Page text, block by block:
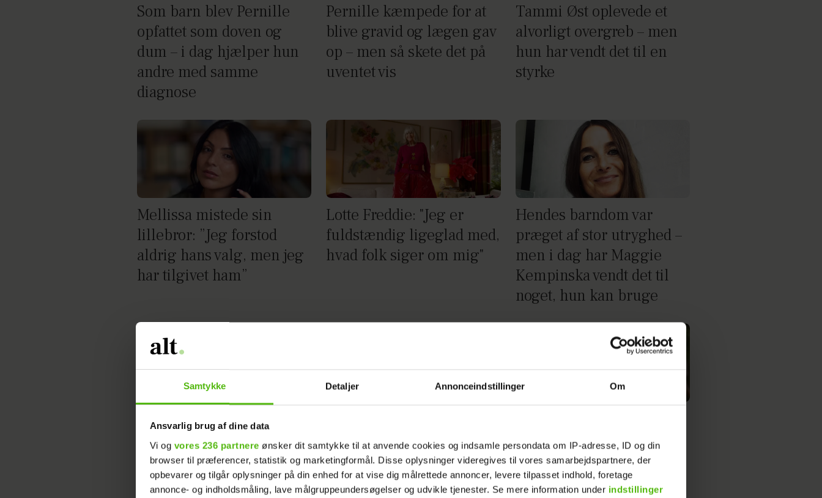
Samtykke Detaljer Annonceindstillinger Om
Ansvarlig brug af dine data
Vi og vores 236 partnere ønsker dit samtykke til at anvende cookies og indsamle persondata om IP-adresse, ID og din
browser til præferencer, statistik og marketingformål. Disse oplysninger videregives til vores samarbejdspartnere, der
opbevarer og tilgår oplysninger på din enhed for at vise dig målrettede annoncer, levere tilpasset indhold, foretage
annonce- og indholdsmåling, lave målgruppeundersøgelser og udvikle tjenester. Se mere information under indstillinger
Som barn blev Pernille
opfattet som doven og
dum – i dag hjælper hun
andre med samme
diagnose
Pernille kæmpede for at
blive gravid og lægen gav
op – men så skete det på
uventet vis
Tammi Øst oplevede et
alvorligt overgreb – men
hun har vendt det til en
styrke
Mellissa mistede sin
lillebror: ”Jeg forstod
aldrig hans valg, men jeg
har tilgivet ham”
Lotte Freddie: "Jeg er
fuldstændig ligeglad med,
hvad folk siger om mig"
Hendes barndom var
præget af stor utryghed –
men i dag har Maggie
Kempinska vendt det til
noget, hun kan bruge
Kreativitet kræver de rette
omgivelser: 3 kvinder
viser deres kreative rum
frem
børn ihjel: "Min moster
ville bare starte et nyt liv"
og bor i en kuffert: ”Jeg
måtte slippe ægteskabet”